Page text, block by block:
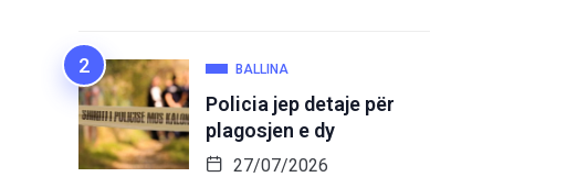
BALLINA
Policia jep detaje për
plagosjen e dy
27/07/2026